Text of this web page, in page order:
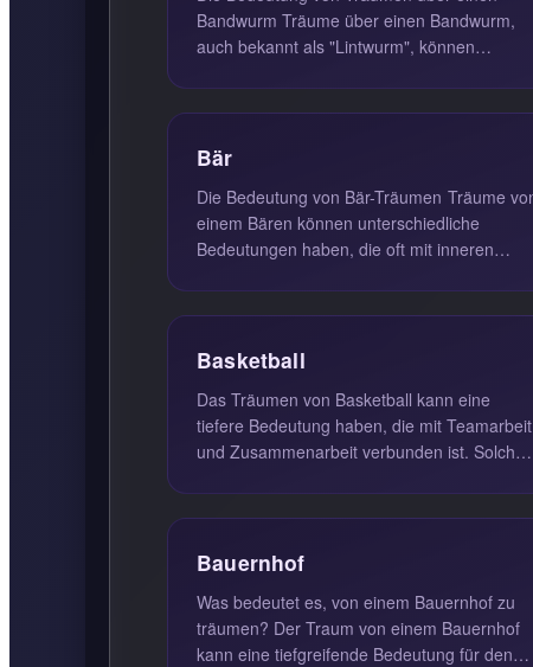
Bandwurm Träume über einen Bandwurm,
auch bekannt als "Lintwurm", können
Bär
Die Bedeutung von Bär-Träumen Träume von
einem Bären können unterschiedliche
Bedeutungen haben, die oft mit inneren
Basketball
Das Träumen von Basketball kann eine
tiefere Bedeutung haben, die mit Teamarbeit
und Zusammenarbeit verbunden ist. Solche
Bauernhof
Was bedeutet es, von einem Bauernhof zu
träumen? Der Traum von einem Bauernhof
kann eine tiefgreifende Bedeutung für den